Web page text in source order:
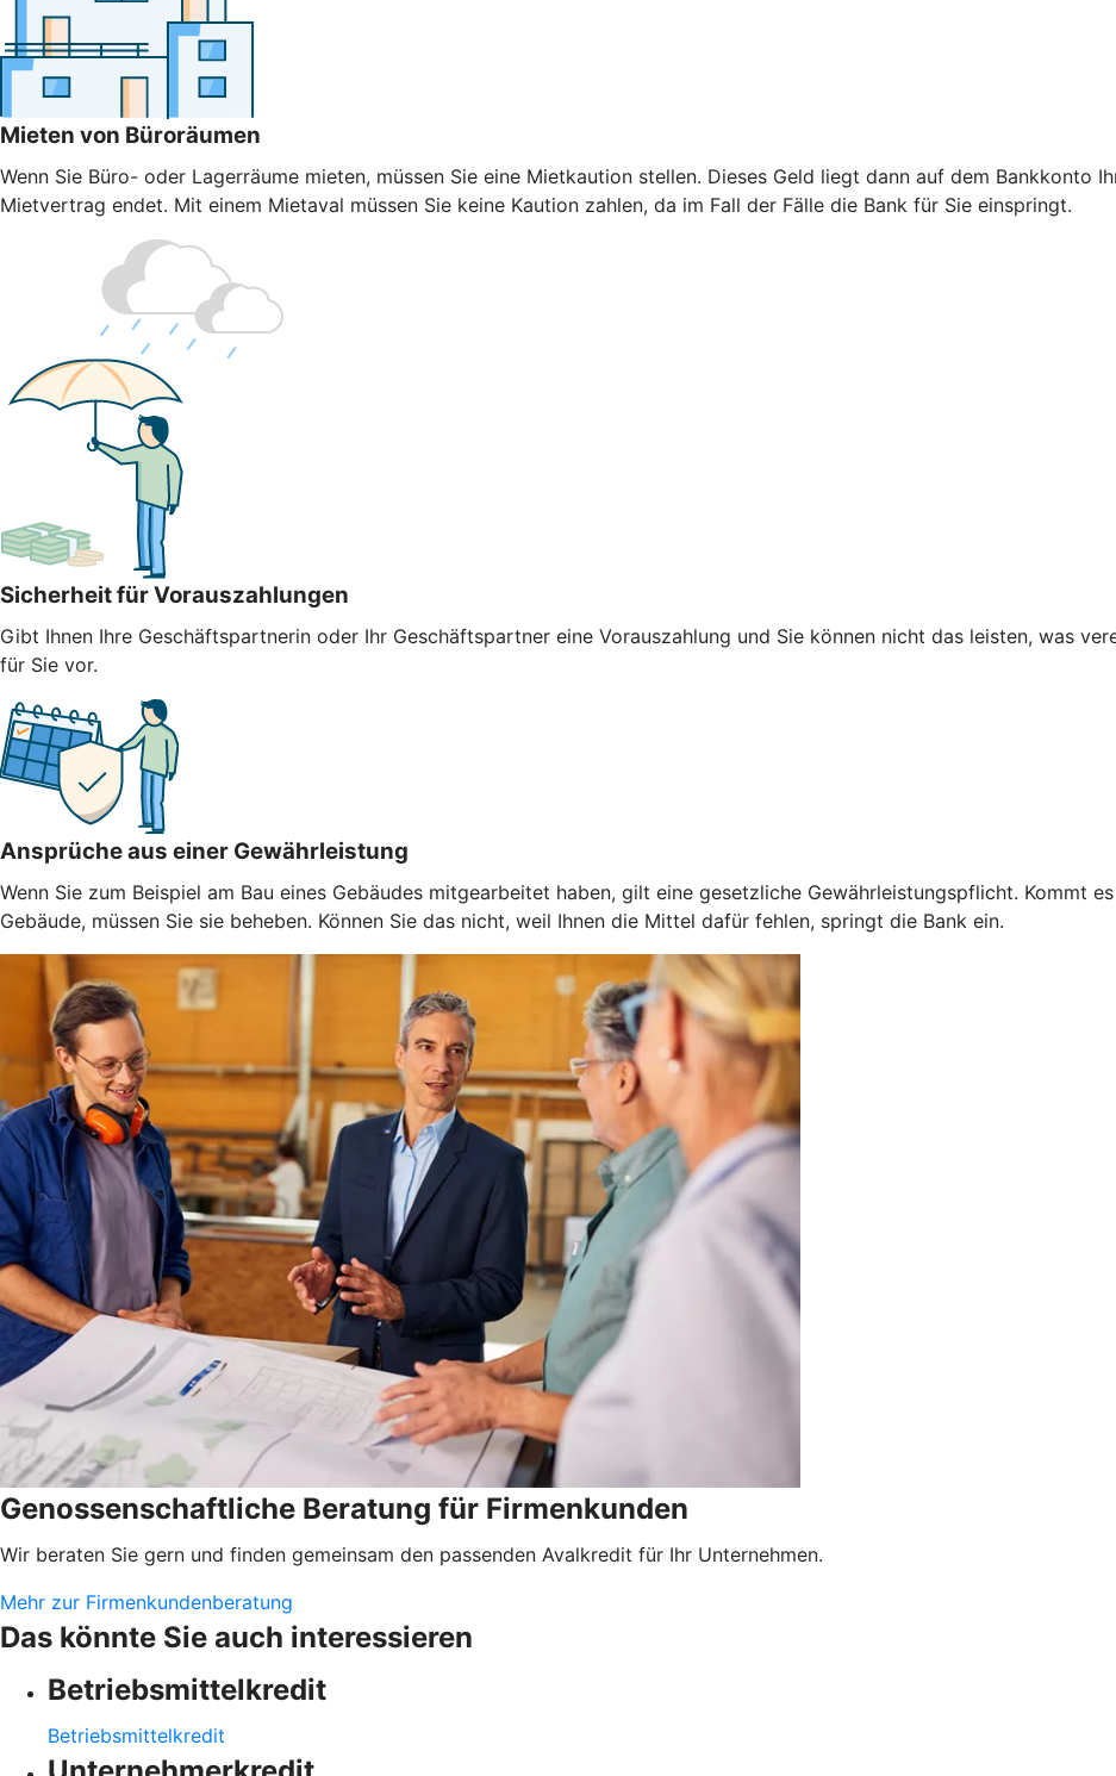
Mieten von Büroräumen
Wenn Sie Büro- oder Lagerräume mieten, müssen Sie eine Mietkaution stellen. Dieses Geld liegt dann auf dem Bankkonto
Mietvertrag endet. Mit einem Mietaval müssen Sie keine Kaution zahlen, da im Fall der Fälle die Bank für Sie einspringt.
Sicherheit für Vorauszahlungen
Gibt Ihnen Ihre Geschäftspartnerin oder Ihr Geschäftspartner eine Vorauszahlung und Sie können nicht das leisten, was
für Sie vor.
Ansprüche aus einer Gewährleistung
Wenn Sie zum Beispiel am Bau eines Gebäudes mitgearbeitet haben, gilt eine gesetzliche Gewährleistungspflicht. Kommt
Gebäude, müssen Sie sie beheben. Können Sie das nicht, weil Ihnen die Mittel dafür fehlen, springt die Bank ein.
Genossenschaftliche Beratung für Firmenkunden
Wir beraten Sie gern und finden gemeinsam den passenden Avalkredit für Ihr Unternehmen.
Mehr zur Firmenkundenberatung
Das könnte Sie auch interessieren
Betriebsmittelkredit
Betriebsmittelkredit